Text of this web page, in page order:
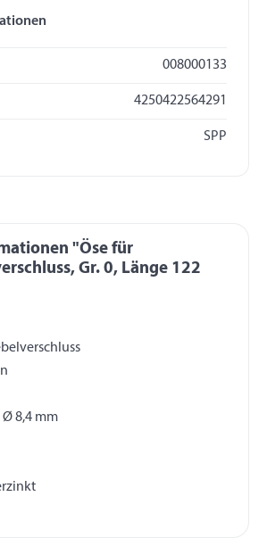
008000133
4250422564291
SPP
"Öse für
Gr. 0, Länge 122
8,4 mm